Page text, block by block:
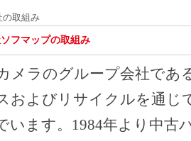
の取組み
フマップの取組み
メラのグループ会社であ
およびリサイクルを通じ
います。1984年より中古